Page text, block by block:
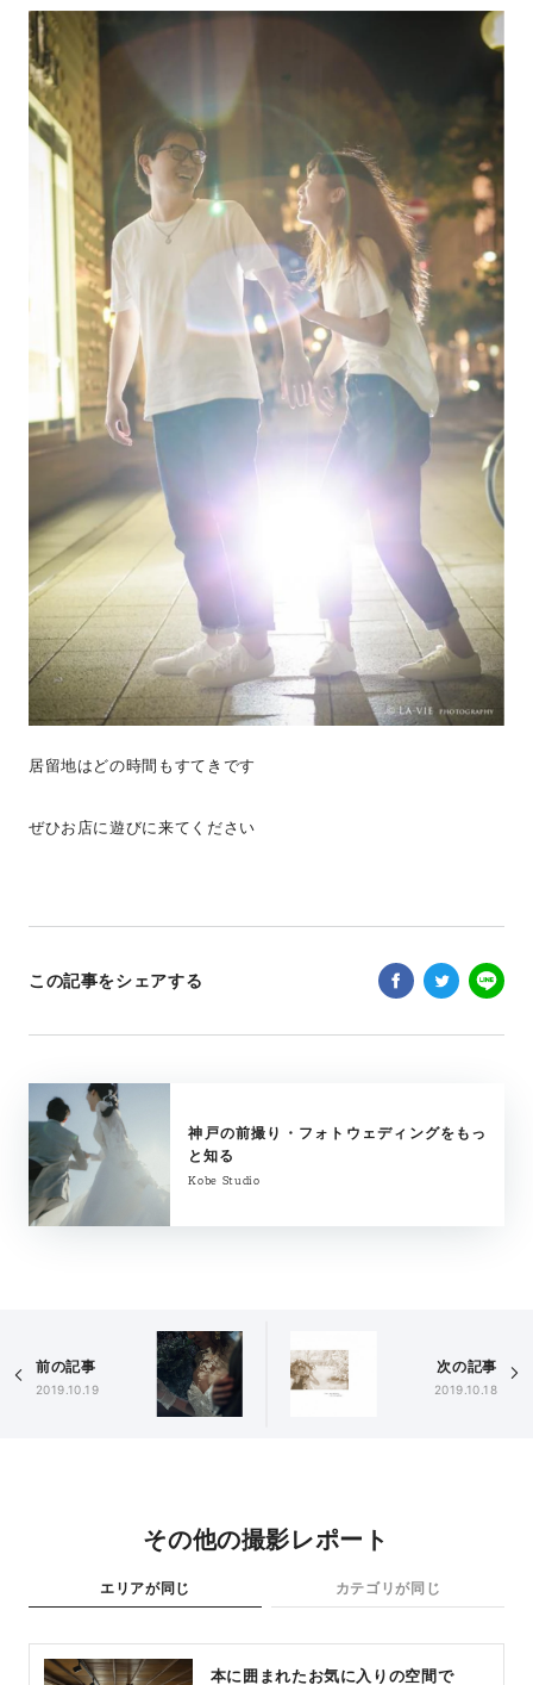
居留地はどの時間もすてきです
ぜひお店に遊びに来てください
この記事をシェアする
神戸の前撮り・フォトウェディングをもっ
と知る
Kobe Studio
前の記事
2019.10.19
次の記事
2019.10.18
その他の撮影レポート
エリアが同じ カテゴリが同じ
本に囲まれたお気に入りの空間で